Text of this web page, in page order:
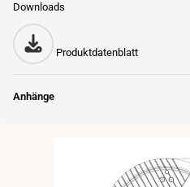
Downloads
Produktdatenblatt
Anhänge